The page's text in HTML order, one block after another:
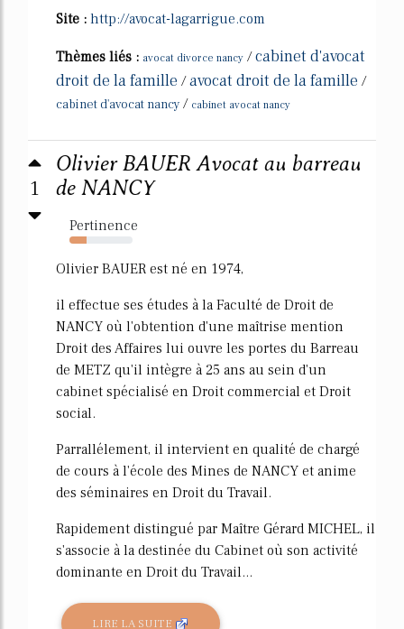
Site : http://avocat-lagarrigue.com
Thèmes liés : avocat divorce nancy /cabinet d'avocat
droit de la famille /avocat droit de la famille /
cabinet d'avocat nancy / cabinet avocat nancy
1
Olivier BAUER Avocat au barreau
de NANCY
Pertinence
27%
Olivier BAUER est né en 1974,
il effectue ses études à la Faculté de Droit de
NANCY où l'obtention d'une maîtrise mention
Droit des Affaires lui ouvre les portes du Barreau
de METZ qu'il intègre à 25 ans au sein d'un
cabinet spécialisé en Droit commercial et Droit
social.
Parrallélement, il intervient en qualité de chargé
de cours à l'école des Mines de NANCY et anime
des séminaires en Droit du Travail.
Rapidement distingué par Maître Gérard MICHEL, il
s'associe à la destinée du Cabinet où son activité
dominante en Droit du Travail...
LIRE LA SUITE